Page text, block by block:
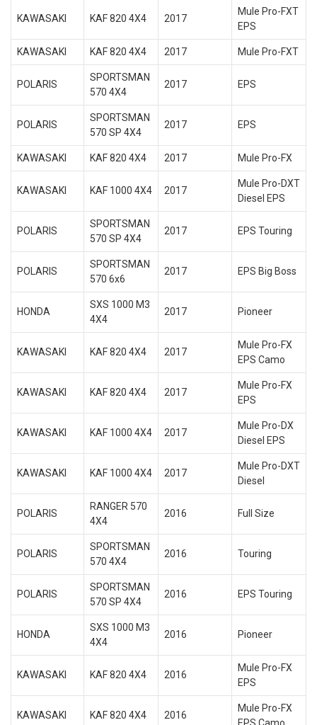
KAWASAKI KAF 820 4X4 2017
Mule Pro-FXT
EPS
KAWASAKI KAF 820 4X4 2017 Mule Pro-FXT
POLARIS
SPORTSMAN
570 4X4
2017 EPS
POLARIS
SPORTSMAN
570 SP 4X4
2017 EPS
KAWASAKI KAF 820 4X4 2017 Mule Pro-FX
KAWASAKI KAF 1000 4X4 2017
Mule Pro-DXT
Diesel EPS
POLARIS
SPORTSMAN
570 SP 4X4
2017 EPS Touring
POLARIS
SPORTSMAN
570 6x6
2017 EPS Big Boss
HONDA
SXS 1000 M3
4X4
2017 Pioneer
KAWASAKI KAF 820 4X4 2017
Mule Pro-FX
EPS Camo
KAWASAKI KAF 820 4X4 2017
Mule Pro-FX
EPS
KAWASAKI KAF 1000 4X4 2017
Mule Pro-DX
Diesel EPS
KAWASAKI KAF 1000 4X4 2017
Mule Pro-DXT
Diesel
POLARIS
RANGER 570
4X4
2016 Full Size
POLARIS
SPORTSMAN
570 4X4
2016 Touring
POLARIS
SPORTSMAN
570 SP 4X4
2016 EPS Touring
HONDA
SXS 1000 M3
4X4
2016 Pioneer
KAWASAKI KAF 820 4X4 2016
Mule Pro-FX
EPS
KAWASAKI KAF 820 4X4 2016
Mule Pro-FX